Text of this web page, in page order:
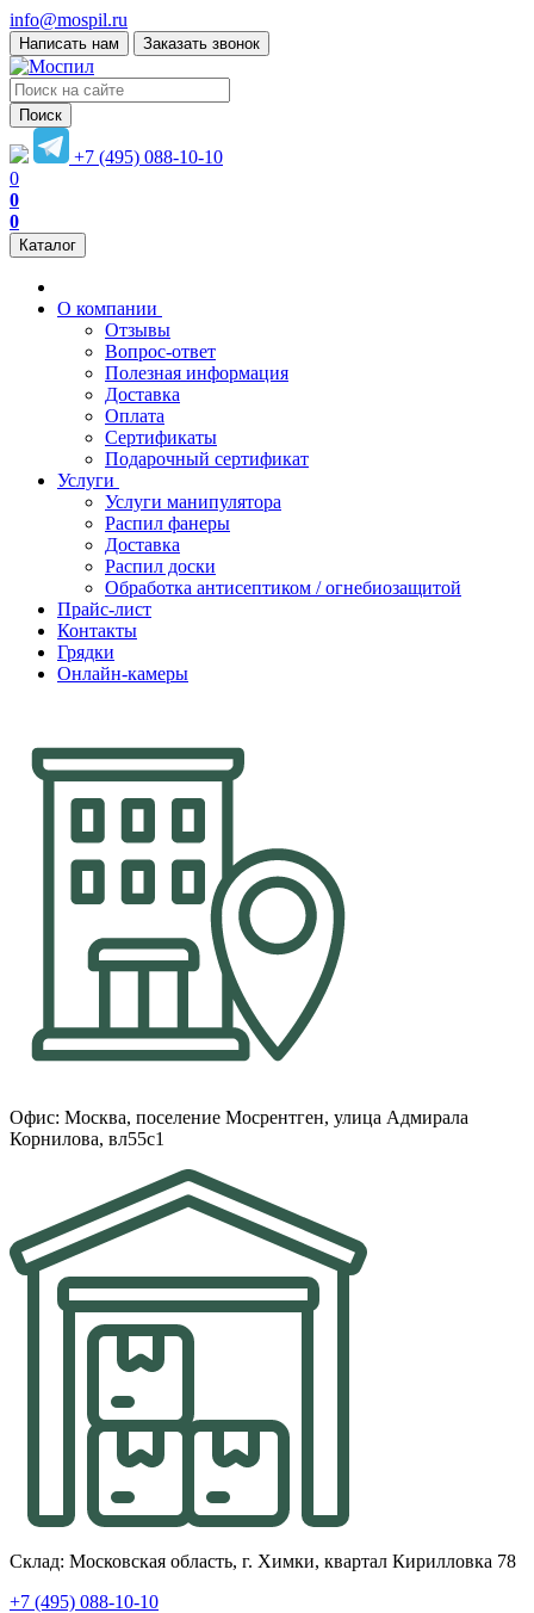
info@mospil.ru
Написать нам Заказать звонок
Поиск
+7 (495) 088-10-10
0
0
0
Каталог
О компании
Отзывы
Вопрос-ответ
Полезная информация
Доставка
Оплата
Сертификаты
Подарочный сертификат
Услуги
Услуги манипулятора
Распил фанеры
Доставка
Распил доски
Обработка антисептиком / огнебиозащитой
Прайс-лист
Контакты
Грядки
Онлайн-камеры
Офис: Москва, поселение Мосрентген, улица Адмирала
Корнилова, вл55с1
Склад: Московская область, г. Химки, квартал Кирилловка 78
+7 (495) 088-10-10